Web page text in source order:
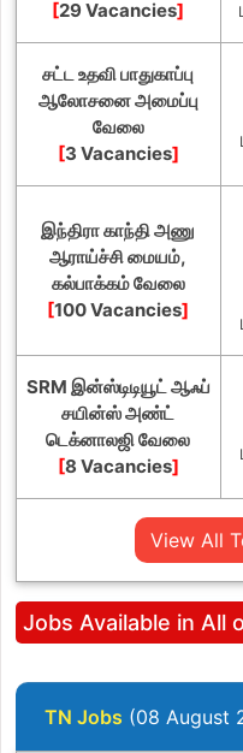
[29 Vacancies]
சட்ட உதவி பாதுகாப்பு
ஆலோசனை அமைப்பு
வேலை
[3 Vacancies]
இந்திரா காந்தி அணு
ஆராய்ச்சி மையம்,
கல்பாக்கம் வேலை
[100 Vacancies]
SRM இன்ஸ்டிடியூட் ஆஃப்
சயின்ஸ் அண்ட்
டெக்னாலஜி வேலை
[8 Vacancies]
View All
Jobs Available in All
TN Jobs (08 August